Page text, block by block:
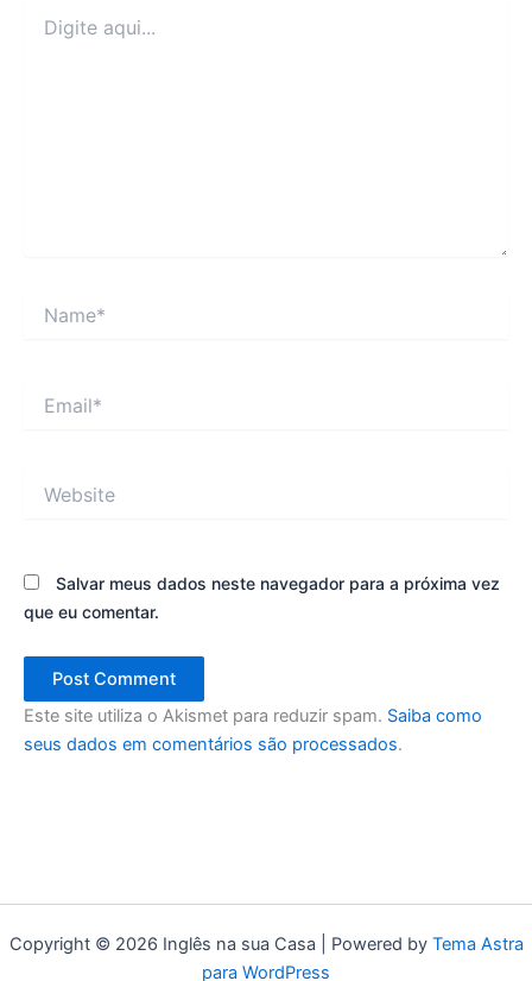
aqui...
Salvar meus dados neste navegador para a próxima vez
que eu comentar.
Este site utiliza o Akismet para reduzir spam. Saiba como
seus dados em comentários são processados.
Copyright © 2026 Inglês na sua Casa | Powered by Tema Astra
para WordPress